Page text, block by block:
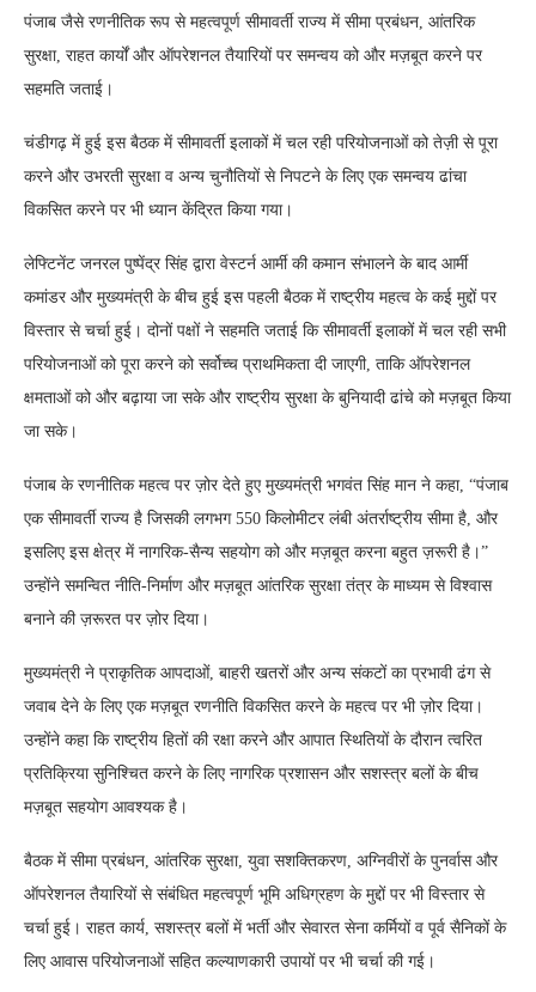
पंजाब जैसे रणनीतिक रूप से महत्वपूर्ण सीमावर्ती राज्य में सीमा प्रबंधन, आंतरिक
सुरक्षा, राहत कार्यों और ऑपरेशनल तैयारियों पर समन्वय को और मज़बूत करने पर
सहमति जताई।
चंडीगढ़ में हुई इस बैठक में सीमावर्ती इलाकों में चल रही परियोजनाओं को तेज़ी से पूरा
करने और उभरती सुरक्षा व अन्य चुनौतियों से निपटने के लिए एक समन्वय ढांचा
विकसित करने पर भी ध्यान केंद्रित किया गया।
लेफ्टिनेंट जनरल पुष्पेंद्र सिंह द्वारा वेस्टर्न आर्मी की कमान संभालने के बाद आर्मी
कमांडर और मुख्यमंत्री के बीच हुई इस पहली बैठक में राष्ट्रीय महत्व के कई मुद्दों पर
विस्तार से चर्चा हुई। दोनों पक्षों ने सहमति जताई कि सीमावर्ती इलाकों में चल रही सभी
परियोजनाओं को पूरा करने को सर्वोच्च प्राथमिकता दी जाएगी, ताकि ऑपरेशनल
क्षमताओं को और बढ़ाया जा सके और राष्ट्रीय सुरक्षा के बुनियादी ढांचे को मज़बूत किया
जा सके।
पंजाब के रणनीतिक महत्व पर ज़ोर देते हुए मुख्यमंत्री भगवंत सिंह मान ने कहा, “पंजाब
एक सीमावर्ती राज्य है जिसकी लगभग 550 किलोमीटर लंबी अंतर्राष्ट्रीय सीमा है, और
इसलिए इस क्षेत्र में नागरिक-सैन्य सहयोग को और मज़बूत करना बहुत ज़रूरी है।”
उन्होंने समन्वित नीति-निर्माण और मज़बूत आंतरिक सुरक्षा तंत्र के माध्यम से विश्वास
बनाने की ज़रूरत पर ज़ोर दिया।
मुख्यमंत्री ने प्राकृतिक आपदाओं, बाहरी खतरों और अन्य संकटों का प्रभावी ढंग से
जवाब देने के लिए एक मज़बूत रणनीति विकसित करने के महत्व पर भी ज़ोर दिया।
उन्होंने कहा कि राष्ट्रीय हितों की रक्षा करने और आपात स्थितियों के दौरान त्वरित
प्रतिक्रिया सुनिश्चित करने के लिए नागरिक प्रशासन और सशस्त्र बलों के बीच
मज़बूत सहयोग आवश्यक है।
बैठक में सीमा प्रबंधन, आंतरिक सुरक्षा, युवा सशक्तिकरण, अग्निवीरों के पुनर्वास और
ऑपरेशनल तैयारियों से संबंधित महत्वपूर्ण भूमि अधिग्रहण के मुद्दों पर भी विस्तार से
चर्चा हुई। राहत कार्य, सशस्त्र बलों में भर्ती और सेवारत सेना कर्मियों व पूर्व सैनिकों के
लिए आवास परियोजनाओं सहित कल्याणकारी उपायों पर भी चर्चा की गई।